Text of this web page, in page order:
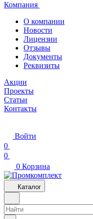
Компания
О компании
Новости
Лицензии
Отзывы
Документы
Реквизиты
Акции
Проекты
Статьи
Контакты
Войти
0
0
0 Корзина
Каталог